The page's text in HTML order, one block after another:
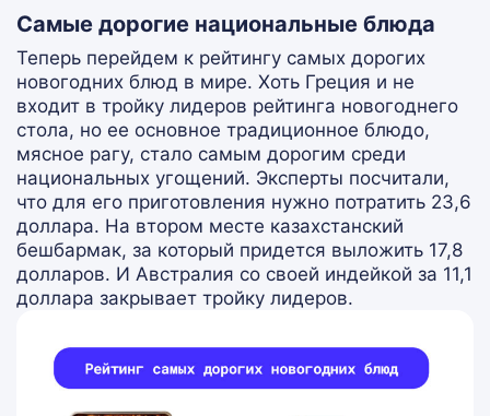
Самые дорогие национальные блюда
Теперь перейдем к рейтингу самых дорогих
новогодних блюд в мире. Хоть Греция и не
входит в тройку лидеров рейтинга новогоднего
стола, но ее основное традиционное блюдо,
мясное рагу, стало самым дорогим среди
национальных угощений. Эксперты посчитали,
что для его приготовления нужно потратить 23,6
доллара. На втором месте казахстанский
бешбармак, за который придется выложить 17,8
долларов. И Австралия со своей индейкой за 11,1
доллара закрывает тройку лидеров.